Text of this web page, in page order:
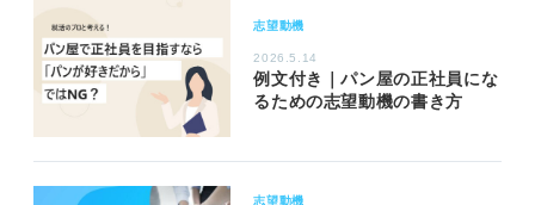
志望動機
2026.5.14
例文付き｜パン屋の正社員にな
るための志望動機の書き方
志望動機